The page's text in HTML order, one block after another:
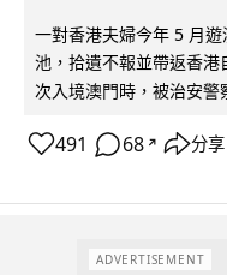
一對香港夫婦今年 5 月
池，拾遺不報並帶返香
次入境澳門時，被治安警
491 68 ↗ 分享
ADVERTISEMENT